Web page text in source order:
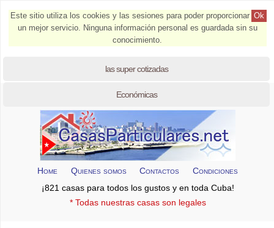
Ok
Este sitio utiliza los cookies y las sesiones para poder proporcionar
un mejor servicio. Ninguna información personal es guardada sin su
conocimiento.
las super cotizadas
Económicas
Home Quienes somos Contactos
Condiciones
¡821 casas para todos los gustos y en toda Cuba!
* Todas nuestras casas son legales